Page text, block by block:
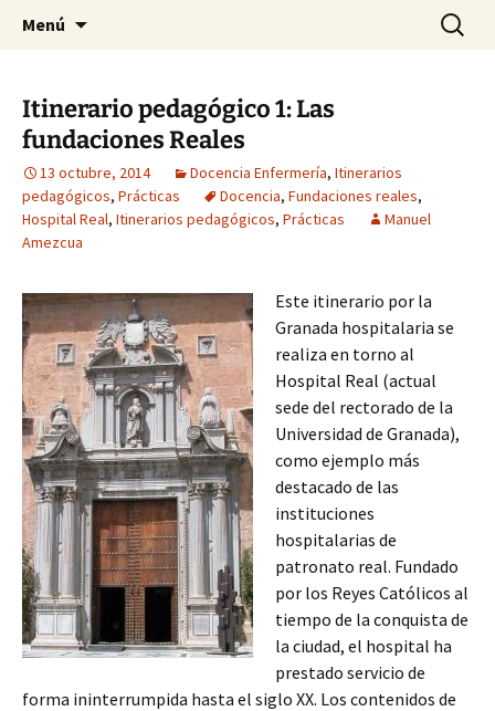
Gomeres
Historia, cultura y pensamiento
Menú Buscar:
Itinerario pedagógico 1: Las
fundaciones Reales
13 octubre, 2014 Docencia Enfermería, Itinerarios
pedagógicos, Prácticas Docencia, Fundaciones reales,
Hospital Real, Itinerarios pedagógicos, Prácticas
Manuel
Amezcua
Este itinerario por la
Granada hospitalaria se
realiza en torno al
Hospital Real (actual
sede del rectorado de la
Universidad de Granada),
como ejemplo más
destacado de las
instituciones
hospitalarias de
patronato real. Fundado
por los Reyes Católicos al
tiempo de la conquista de
la ciudad, el hospital ha
prestado servicio de
forma ininterrumpida hasta el siglo XX. Los contenidos de